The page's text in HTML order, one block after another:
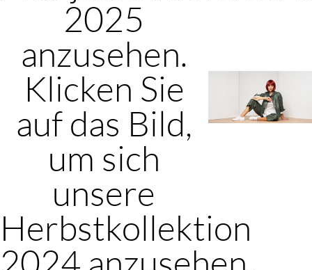
2025
anzusehen.
Klicken Sie
auf das Bild,
um sich
unsere
Herbstkollektion